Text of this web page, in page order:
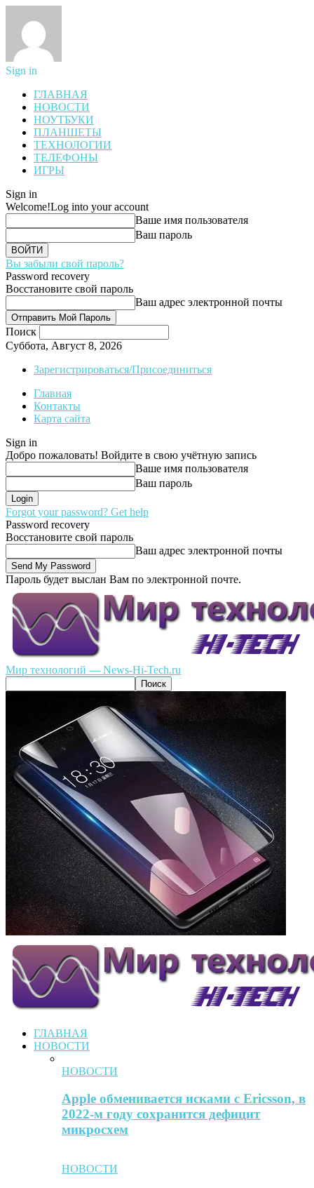
Sign in
ГЛАВНАЯ
НОВОСТИ
НОУТБУКИ
ПЛАНШЕТЫ
ТЕХНОЛОГИИ
ТЕЛЕФОНЫ
ИГРЫ
Sign in
Welcome!Log into your account
Ваше имя пользователя
Ваш пароль
Вы забыли свой пароль?
Password recovery
Восстановите свой пароль
Ваш адрес электронной почты
Поиск
Суббота, Август 8, 2026
Зарегистрироваться/Присоединиться
Главная
Контакты
Карта сайта
Sign in
Добро пожаловать! Войдите в свою учётную запись
Ваше имя пользователя
Ваш пароль
Forgot your password? Get help
Password recovery
Восстановите свой пароль
Ваш адрес электронной почты
Пароль будет выслан Вам по электронной почте.
Мир технологий — News-Hi-Tech.ru
ГЛАВНАЯ
НОВОСТИ
НОВОСТИ
Apple обменивается исками с Ericsson, в
2022-м году сохранится дефицит
микросхем
НОВОСТИ